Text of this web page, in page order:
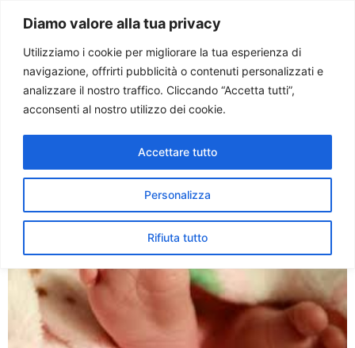
Diamo valore alla tua privacy
Utilizziamo i cookie per migliorare la tua esperienza di
navigazione, offrirti pubblicità o contenuti personalizzati e
analizzare il nostro traffico. Cliccando “Accetta tutti”,
acconsenti al nostro utilizzo dei cookie.
Personalizza
Rifiuta tutto
Accettare tutto
Paolo Ondarza
Tag:famigli
Bagnasco: Italia verso il
suicidio demografico